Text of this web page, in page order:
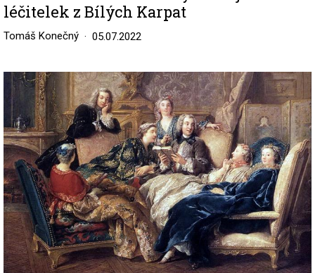
léčitelek z Bílých Karpat
Tomáš Konečný 05.07.2022
Image